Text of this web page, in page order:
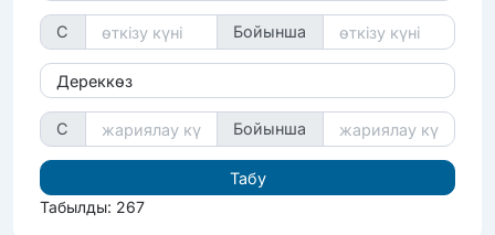
С Бойынша
Дереккөз
С Бойынша
Табылды: 267